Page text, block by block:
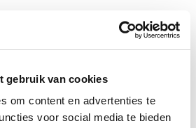
gebruik van cookies
om content en advertenties te
voor social media te bieden